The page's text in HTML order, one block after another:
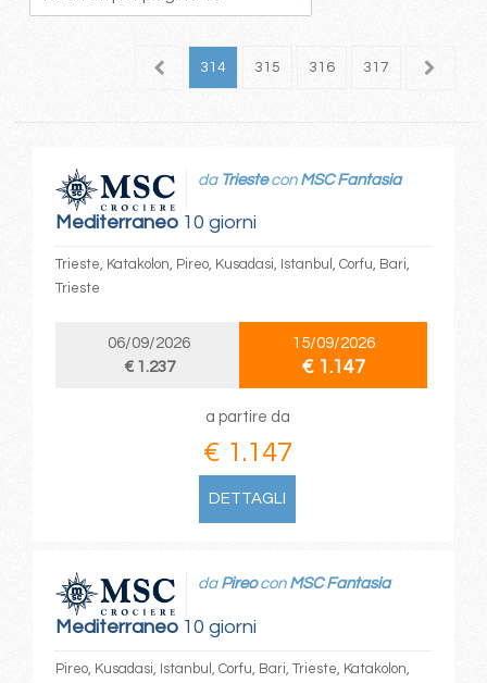
313 314 315 316 317 318
Mediterraneo10 giorni
da Triestecon MSC Fantasia
Trieste, Katakolon, Pireo, Kusadasi, Istanbul, Corfu, Bari,
Trieste
06/09/2026
€ 1.237
15/09/2026
€ 1.147
a partire da
€ 1.147
DETTAGLI
Mediterraneo10 giorni
da Pireocon MSC Fantasia
Pireo, Kusadasi, Istanbul, Corfu, Bari, Trieste, Katakolon,